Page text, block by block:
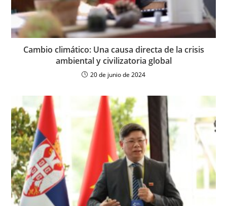
Cambio climático: Una causa directa de la crisis
ambiental y civilizatoria global
20 de junio de 2024